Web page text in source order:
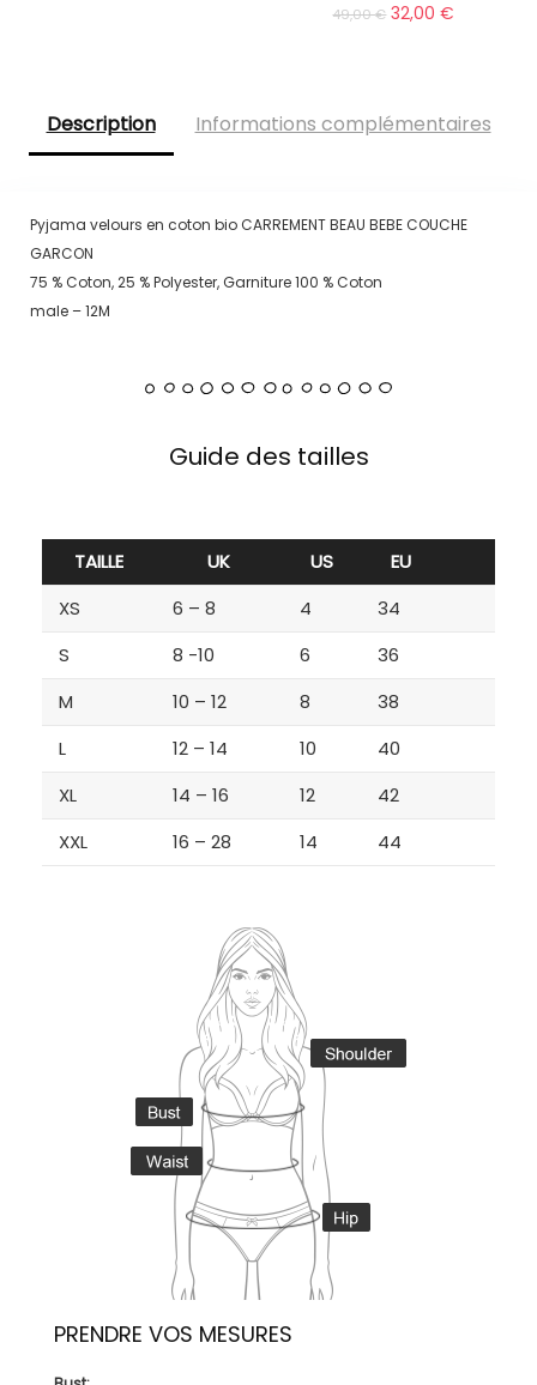
49,00€ 32,00€
Description Informations complémentaires
Pyjama velours en coton bio CARREMENT BEAU BEBE COUCHE
GARCON
75 % Coton, 25 % Polyester, Garniture 100 % Coton
male – 12M
Guide des tailles
TAILLE UK US
EU
XS
6 – 8 4
34
S
8 -10 6
36
M
10 – 12 8
38
L
12 – 14 10
40
XL
14 – 16 12
42
XXL
16 – 28 14 44
PRENDRE VOS MESURES